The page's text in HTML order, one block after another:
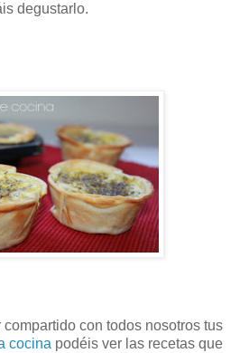
degustarlo.
con todos nosotros tus
cocina podéis ver las recetas que